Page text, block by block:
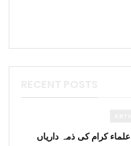
کرام کی ذمہ داریاں